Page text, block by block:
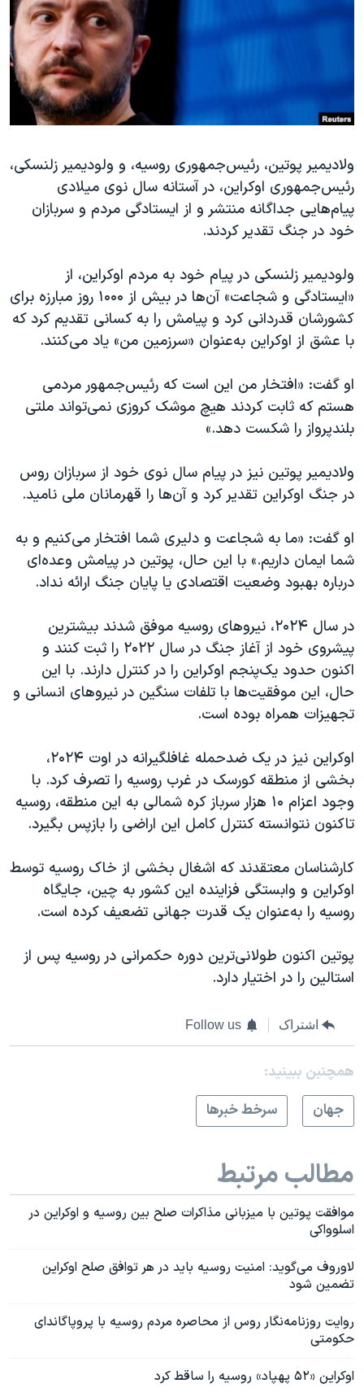
فرهنگ و زندگی
گالری عکس
آرشیو پخش زنده
اعتراضات زن، زندگی، آزادی
مجموعه مستندهای دادخواهی
تریبونال مردمی آبان ۹۸
چهل سال گروگان‌گیری
قانون شفافیت دارائی کادر رهبری ایران
اعتراضات مردمی آبان ۹۸
نرگس محمدی برنده جایزه نوبل صلح
همایش محافظه‌کاران آمریکا «سی‌پک»
سفر پرزیدنت ترامپ به چین
زبانهای مختلف
ولادیمیر پوتین، رئیس‌جمهوری روسیه، و ولودیمیر زلنسکی،
رئیس‌جمهوری اوکراین، در آستانه سال نوی میلادی
پیام‌هایی جداگانه منتشر و از ایستادگی مردم و سربازان
خود در جنگ تقدیر کردند.
ولودیمیر زلنسکی در پیام خود به مردم اوکراین، از
«ایستادگی و شجاعت» آن‌ها در بیش از ۱۰۰۰ روز مبارزه برای
کشورشان قدردانی کرد و پیامش را به کسانی تقدیم کرد که
با عشق از اوکراین به‌عنوان «سرزمین من» یاد می‌کنند.
او گفت: «افتخار من این است که رئیس‌جمهور مردمی
هستم که ثابت کردند هیچ موشک کروزی نمی‌تواند ملتی
بلندپرواز را شکست دهد.»
ولادیمیر پوتین نیز در پیام سال نوی خود از سربازان روس
در جنگ اوکراین تقدیر کرد و آن‌ها را قهرمانان ملی نامید.
او گفت: «ما به شجاعت و دلیری شما افتخار می‌کنیم و به
شما ایمان داریم.» با این حال، پوتین در پیامش وعده‌ای
درباره بهبود وضعیت اقتصادی یا پایان جنگ ارائه نداد.
در سال ۲۰۲۴، نیروهای روسیه موفق شدند بیشترین
پیشروی خود از آغاز جنگ در سال ۲۰۲۲ را ثبت کنند و
اکنون حدود یک‌پنجم اوکراین را در کنترل دارند. با این
حال، این موفقیت‌ها با تلفات سنگین در نیروهای انسانی و
تجهیزات همراه بوده است.
اوکراین نیز در یک ضدحمله غافلگیرانه در اوت ۲۰۲۴،
بخشی از منطقه کورسک در غرب روسیه را تصرف کرد. با
وجود اعزام ۱۰ هزار سرباز کره شمالی به این منطقه، روسیه
تاکنون نتوانسته کنترل کامل این اراضی را بازپس بگیرد.
کارشناسان معتقدند که اشغال بخشی از خاک روسیه توسط
اوکراین و وابستگی فزاینده این کشور به چین، جایگاه
روسیه را به‌عنوان یک قدرت جهانی تضعیف کرده است.
پوتین اکنون طولانی‌ترین دوره حکمرانی در روسیه پس از
استالین را در اختیار دارد.
اشتراک Follow us
همچنبن ببینید:
جهان
سرخط خبرها
مطالب مرتبط
موافقت پوتین با میزبانی مذاکرات صلح بین روسیه و اوکراین در
اسلوواکی
لاوروف می‌گوید: امنیت روسیه باید در هر توافق صلح اوکراین
تضمین شود
روایت روزنامه‌نگار روس از محاصره مردم روسیه با پروپاگاندای
حکومتی
اوکراین «۵۲ پهپاد» روسیه را ساقط کرد